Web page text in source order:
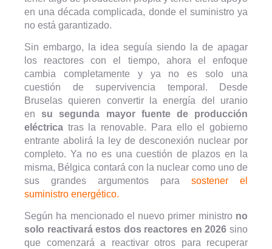
en una década complicada, donde el suministro ya
no está garantizado.
Sin embargo, la idea seguía siendo la de apagar
los reactores con el tiempo, ahora el enfoque
cambia completamente y ya no es solo una
cuestión de supervivencia temporal. Desde
Bruselas quieren convertir la energía del uranio
en su segunda mayor fuente de producción
eléctrica tras la renovable. Para ello el gobierno
entrante abolirá la ley de desconexión nuclear por
completo. Ya no es una cuestión de plazos en la
misma, Bélgica contará con la nuclear como uno de
sus grandes argumentos para sostener el
suministro energético.
Según ha mencionado el nuevo primer ministrono
solo reactivará estos dos reactores en 2026 sino
que comenzará a reactivar otros para recuperar